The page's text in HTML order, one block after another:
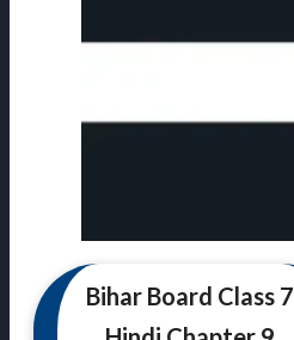
Bihar Board Class 7